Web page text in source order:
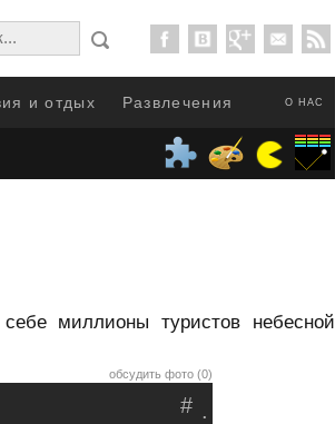
О НАС
и отдых Развлечения
миллионы туристов небесной
обсудить фото (0)
.
#